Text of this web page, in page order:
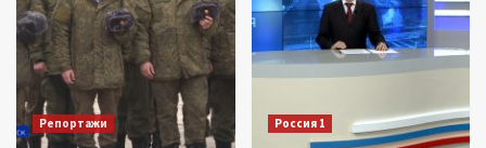
Репортажи Россия 1